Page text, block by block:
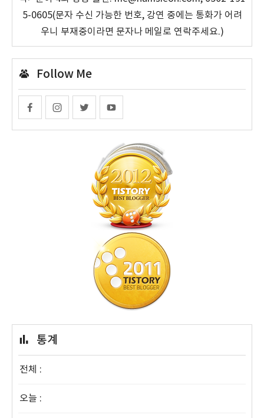
5-0605(문자 수신 가능한 번호, 강연 중에는 통화가 어려
우니 부재중이라면 문자나 메일로 연락주세요.)
Follow Me
통계
전체 :
오늘 :